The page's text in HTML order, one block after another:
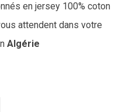
en jersey 100% coton
attendent dans votre
Algérie